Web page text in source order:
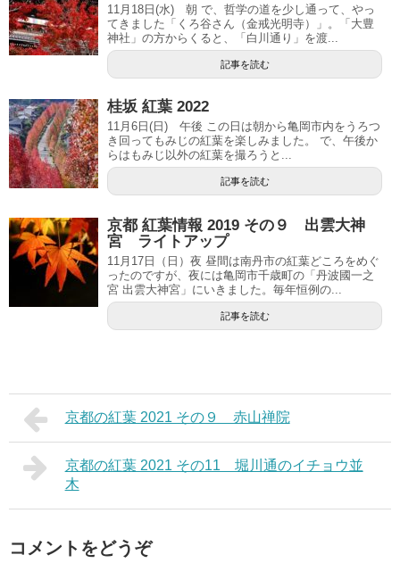
11月18日(水) 朝 で、哲学の道を少し通って、やっ
てきました「くろ谷さん（金戒光明寺）」。「大豊
神社」の方からくると、「白川通り」を渡...
記事を読む
桂坂 紅葉 2022
11月6日(日) 午後 この日は朝から亀岡市内をうろつ
き回ってもみじの紅葉を楽しみました。 で、午後か
らはもみじ以外の紅葉を撮ろうと...
記事を読む
京都 紅葉情報 2019 その９ 出雲大神
宮 ライトアップ
11月17日（日）夜 昼間は南丹市の紅葉どころをめぐ
ったのですが、夜には亀岡市千歳町の「丹波國一之
宮 出雲大神宮」にいきました。毎年恒例の...
記事を読む
京都の紅葉 2021 その９ 赤山禅院
京都の紅葉 2021 その11 堀川通のイチョウ並
木
コメントをどうぞ